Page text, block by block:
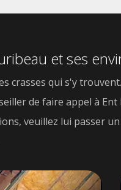
et ses
crasses qui s'y
de faire appel à Ent
veuillez lui passer un